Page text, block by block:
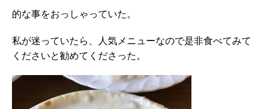
的な事をおっしゃっていた。
私が迷っていたら、人気メニューなので是非食べてみて
くださいと勧めてくださった。